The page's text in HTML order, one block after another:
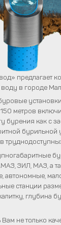
предлагает
в городе
метров
бурения как с
бурильной
ЗИЛ, МАЗ, а
автономные,
станции
глубина
не только